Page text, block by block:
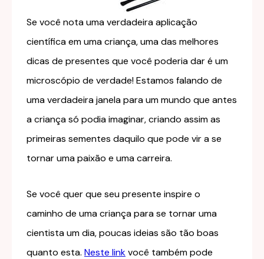
Se você nota uma verdadeira aplicação
científica em uma criança, uma das melhores
dicas de presentes que você poderia dar é um
microscópio de verdade! Estamos falando de
uma verdadeira janela para um mundo que antes
a criança só podia imaginar, criando assim as
primeiras sementes daquilo que pode vir a se
tornar uma paixão e uma carreira.
Se você quer que seu presente inspire o
caminho de uma criança para se tornar uma
cientista um dia, poucas ideias são tão boas
quanto esta. Neste linkvocê também pode